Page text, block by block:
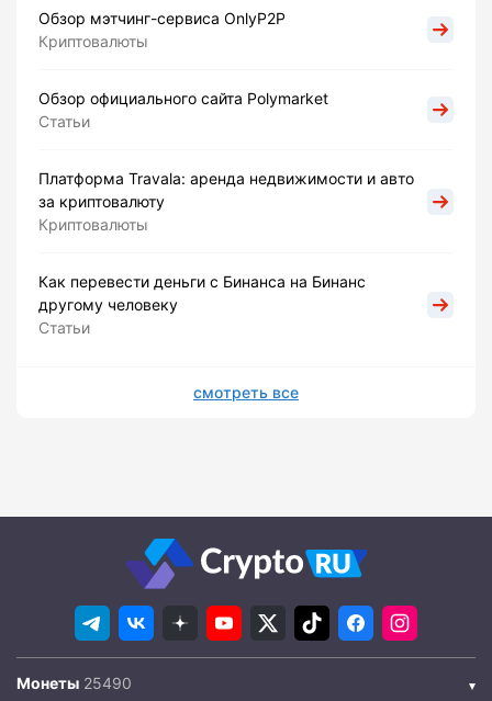
Обзор мэтчинг-сервиса OnlyP2P
Криптовалюты
Обзор официального сайта Polymarket
Статьи
Платформа Travala: аренда недвижимости и авто
за криптовалюту
Криптовалюты
Как перевести деньги с Бинанса на Бинанс
другому человеку
Статьи
смотреть все
Монеты